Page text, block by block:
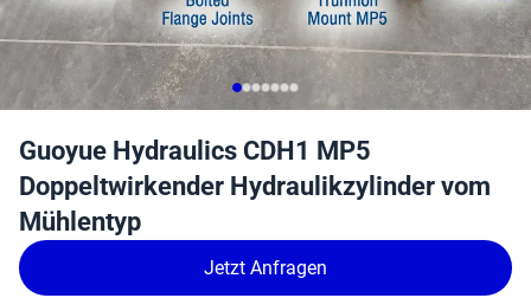
Guoyue Hydraulics CDH1 MP5
Doppeltwirkender Hydraulikzylinder vom
Mühlentyp
Jetzt Anfragen